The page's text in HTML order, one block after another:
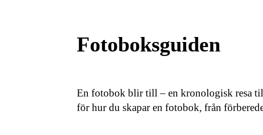
Fotoboksguiden
En fotobok blir till – en kronologisk resa
för hur du skapar en fotobok, från